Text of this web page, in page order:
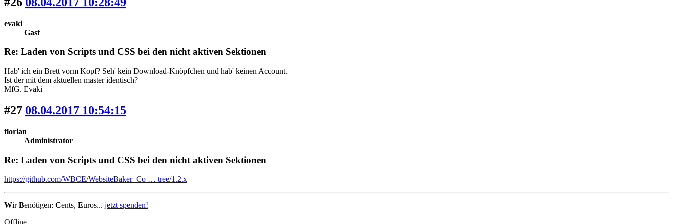
evaki
Gast
Re: Laden von Scripts und CSS bei den nicht aktiven Sektionen
Hab' ich ein Brett vorm Kopf? Seh' kein Download-Knöpfchen und hab' keinen Account.
Ist der mit dem aktuellen master identisch?
MfG. Evaki
#27 08.04.2017 10:54:15
florian
Administrator
Re: Laden von Scripts und CSS bei den nicht aktiven Sektionen
https://github.com/WBCE/WebsiteBaker_Co … tree/1.2.x
WirBenötigen: Cents, Euros... jetzt spenden!